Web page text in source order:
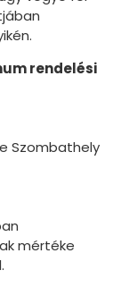
rendelési
Szombathely
mértéke